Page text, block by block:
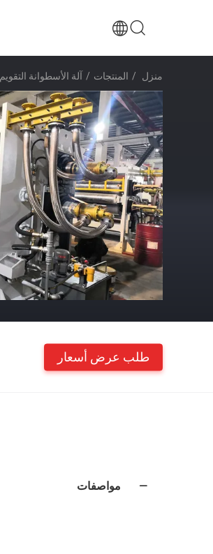
منزل / المنتجات / آلة الأسطوانة التقويم
طلب عرض أسعار
مواصفات